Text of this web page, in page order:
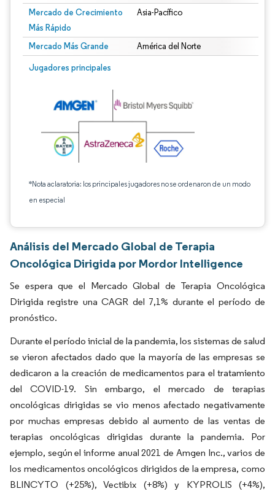
Mercado de Crecimiento
Más Rápido
Asia-Pacífico
Mercado Más Grande América del Norte
Jugadores principales
*Nota aclaratoria: los principales jugadores no se ordenaron de un modo
en especial
Análisis del Mercado Global de Terapia
Oncológica Dirigida por Mordor Intelligence
Se espera que el Mercado Global de Terapia Oncológica
Dirigida registre una CAGR del 7,1% durante el período de
pronóstico.
Durante el período inicial de la pandemia, los sistemas de salud
se vieron afectados dado que la mayoría de las empresas se
dedicaron a la creación de medicamentos para el tratamiento
del COVID-19. Sin embargo, el mercado de terapias
oncológicas dirigidas se vio menos afectado negativamente
por muchas empresas debido al aumento de las ventas de
terapias oncológicas dirigidas durante la pandemia. Por
ejemplo, según el informe anual 2021 de Amgen Inc., varios de
los medicamentos oncológicos dirigidos de la empresa, como
BLINCYTO (+25%), Vectibix (+8%) y KYPROLIS (+4%),